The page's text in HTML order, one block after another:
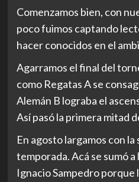
Comenzamos bien, con
poco fuimos captando
hacer conocidos en el
Agarramos el final del
como Regatas A se
Alemán B lograba el
Así pasó la primera mitad
En agosto largamos con
temporada. Acá se sumó
Ignacio Sampedro porque